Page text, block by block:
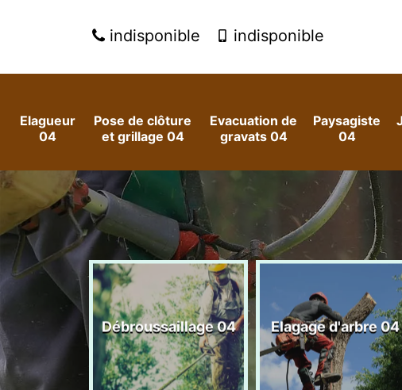
indisponible indisponible
Elagueur
04
Pose de clôture
et grillage 04
Evacuation de
gravats 04
Paysagiste
04
et
04
Débroussaillage 04 Elagage d'arbre 04